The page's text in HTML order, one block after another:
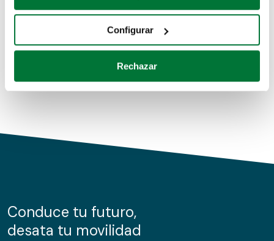
Recopilar información sobre su ubicación geográfica
Identificar su dispositivo analizándolo activamente
para buscar características específicas (huellas
Obtenga más información sobre cómo se procesan sus
de cookies.
información sobre el uso que haga del sitio web con
nuestros partners de redes sociales, publicidad y análisis
Configurar
Rechazar
Coches de km0
Conduce tu futuro,
desata tu movilidad